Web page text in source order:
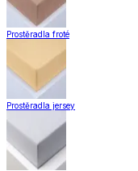
Prostěradla froté
Prostěradla jersey